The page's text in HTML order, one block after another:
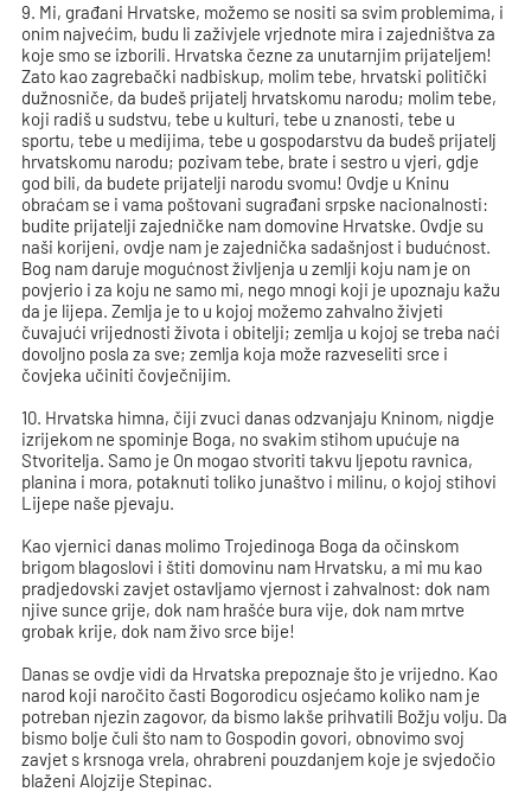
9. Mi, građani Hrvatske, možemo se nositi sa svim problemima, i
onim najvećim, budu li zaživjele vrjednote mira i zajedništva za
koje smo se izborili. Hrvatska čezne za unutarnjim prijateljem!
Zato kao zagrebački nadbiskup, molim tebe, hrvatski politički
dužnosniče, da budeš prijatelj hrvatskomu narodu; molim tebe,
koji radiš u sudstvu, tebe u kulturi, tebe u znanosti, tebe u
sportu, tebe u medijima, tebe u gospodarstvu da budeš prijatelj
hrvatskomu narodu; pozivam tebe, brate i sestro u vjeri, gdje
god bili, da budete prijatelji narodu svomu! Ovdje u Kninu
obraćam se i vama poštovani sugrađani srpske nacionalnosti:
budite prijatelji zajedničke nam domovine Hrvatske. Ovdje su
naši korijeni, ovdje nam je zajednička sadašnjost i budućnost.
Bog nam daruje mogućnost življenja u zemlji koju nam je on
povjerio i za koju ne samo mi, nego mnogi koji je upoznaju kažu
da je lijepa. Zemlja je to u kojoj možemo zahvalno živjeti
čuvajući vrijednosti života i obitelji; zemlja u kojoj se treba naći
dovoljno posla za sve; zemlja koja može razveseliti srce i
čovjeka učiniti čovječnijim.
10. Hrvatska himna, čiji zvuci danas odzvanjaju Kninom, nigdje
izrijekom ne spominje Boga, no svakim stihom upućuje na
Stvoritelja. Samo je On mogao stvoriti takvu ljepotu ravnica,
planina i mora, potaknuti toliko junaštvo i milinu, o kojoj stihovi
Lijepe naše pjevaju.
Kao vjernici danas molimo Trojedinoga Boga da očinskom
brigom blagoslovi i štiti domovinu nam Hrvatsku, a mi mu kao
pradjedovski zavjet ostavljamo vjernost i zahvalnost: dok nam
njive sunce grije, dok nam hrašće bura vije, dok nam mrtve
grobak krije, dok nam živo srce bije!
Danas se ovdje vidi da Hrvatska prepoznaje što je vrijedno. Kao
narod koji naročito časti Bogorodicu osjećamo koliko nam je
potreban njezin zagovor, da bismo lakše prihvatili Božju volju. Da
bismo bolje čuli što nam to Gospodin govori, obnovimo svoj
zavjet s krsnoga vrela, ohrabreni pouzdanjem koje je svjedočio
blaženi Alojzije Stepinac.